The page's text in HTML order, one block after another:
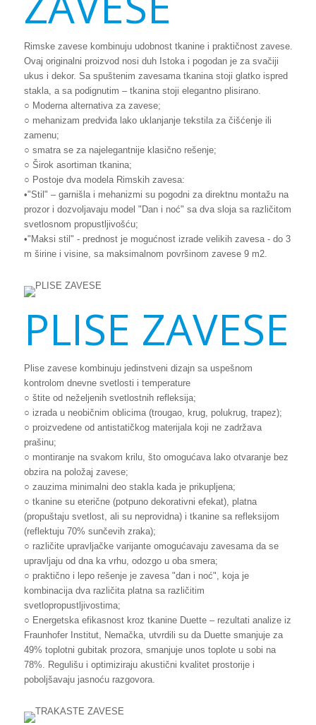
Rimske zavese kombinuju udobnost tkanine i praktičnost zavese.
Ovaj originalni proizvod nosi duh Istoka i pogodan je za svačiji
ukus i dekor. Sa spuštenim zavesama tkanina stoji glatko ispred
stakla, a sa podignutim – tkanina stoji elegantno plisirano.
○ Moderna alternativa za zavese;
○ mehanizam predviđa lako uklanjanje tekstila za čišćenje ili
zamenu;
○ smatra se za najelegantnije klasično rešenje;
○ Širok asortiman tkanina;
○ Postoje dva modela Rimskih zavesa:
•"Stil" – garnišla i mehanizmi su pogodni za direktnu montažu na
prozor i dozvoljavaju model "Dan i noć" sa dva sloja sa različitom
svetlosnom propustljivošću;
•"Maksi stil" - prednost je mogućnost izrade velikih zavesa - do 3
m širine i visine, sa maksimalnom površinom zavese 9 m2.
PLISE ZAVESE
Plise zavese kombinuju jedinstveni dizajn sa uspešnom
kontrolom dnevne svetlosti i temperature
○ štite od neželjenih svetlostnih refleksija;
○ izrada u neobičnim oblicima (trougao, krug, polukrug, trapez);
○ proizvedene od antistatičkog materijala koji ne zadržava
prašinu;
○ montiranje na svakom krilu, što omogućava lako otvaranje bez
obzira na položaj zavese;
○ zauzima minimalni deo stakla kada je prikupljena;
○ tkanine su eterične (potpuno dekorativni efekat), platna
(propuštaju svetlost, ali su neprovidna) i tkanine sa refleksijom
(reflektuju 70% sunčevih zraka);
○ različite upravljačke varijante omogućavaju zavesama da se
upravljaju od dna ka vrhu, odozgo u oba smera;
○ praktično i lepo rešenje je zavesa "dan i noć", koja je
kombinacija dva različita platna sa različitim
svetlopropustljivostima;
○ Energetska efikasnost kroz tkanine Duette – rezultati analize iz
Fraunhofer Institut, Nemačka, utvrdili su da Duette smanjuje za
49% toplotni gubitak prozora, smanjuje unos toplote u sobi na
78%. Regulišu i optimiziraju akustični kvalitet prostorije i
poboljšavaju jasnoću razgovora.